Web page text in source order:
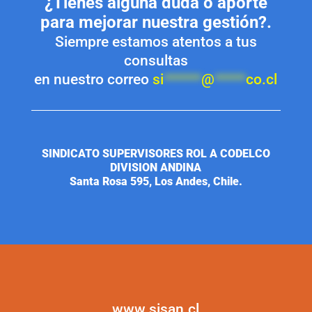
para mejorar nuestra gestión?.
Siempre estamos atentos a tus
consultas
en nuestro correosi******@*****co.cl
SINDICATO SUPERVISORES ROL A CODELCO
DIVISION ANDINA
Santa Rosa 595, Los Andes, Chile.